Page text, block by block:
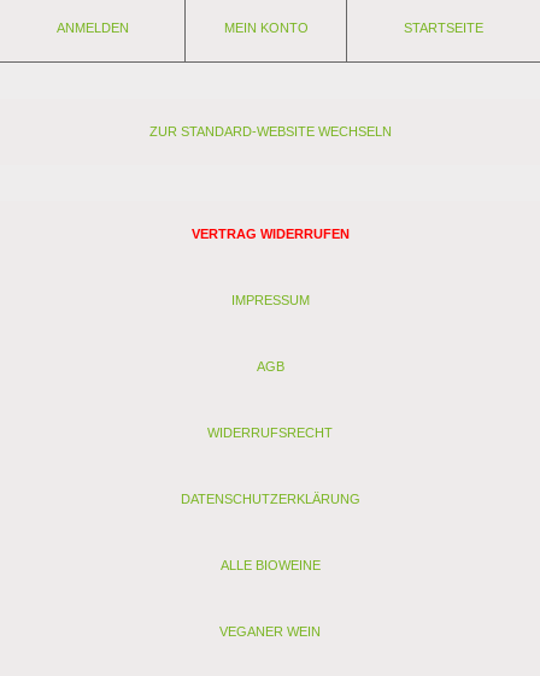
Eigenschaften:
Rebsorten: Callet, Mantonegro, Tempranillo
ANMELDEN MEIN KONTO STARTSEITE
ZUR STANDARD-WEBSITE WECHSELN
VERTRAG WIDERRUFEN
IMPRESSUM
AGB
WIDERRUFSRECHT
DATENSCHUTZERKLÄRUNG
ALLE BIOWEINE
VEGANER WEIN